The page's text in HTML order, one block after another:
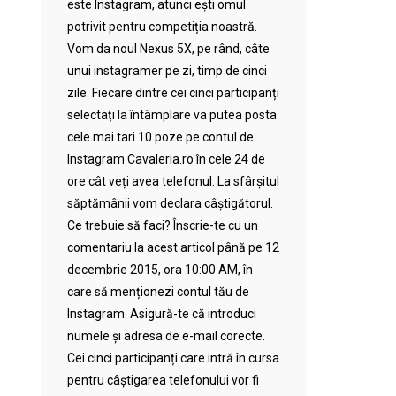
este Instagram, atunci ești omul
potrivit pentru competiția noastră.
Vom da noul Nexus 5X, pe rând, câte
unui instagramer pe zi, timp de cinci
zile. Fiecare dintre cei cinci participanți
selectați la întâmplare va putea posta
cele mai tari 10 poze pe contul de
Instagram Cavaleria.ro în cele 24 de
ore cât veți avea telefonul. La sfârșitul
săptămânii vom declara câștigătorul.
Ce trebuie să faci? Înscrie-te cu un
comentariu la acest articol până pe 12
decembrie 2015, ora 10:00 AM, în
care să menționezi contul tău de
Instagram. Asigură-te că introduci
numele și adresa de e-mail corecte.
Cei cinci participanți care intră în cursa
pentru câștigarea telefonului vor fi